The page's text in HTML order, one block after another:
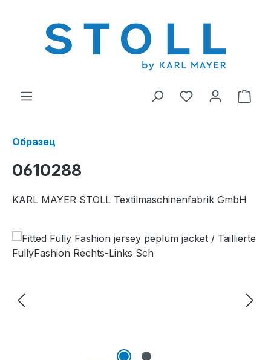
У вас есть В
Образец
0610288
KARL MAYER STOLL Textilmaschinenfabrik GmbH
Пропустить галерею изображений